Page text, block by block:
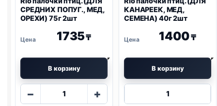
СРЕДНИХ ПОПУГ., МЕД,
ОРЕХИ) 75г 2шт
1735₸
В корзину
−
Количество
+
КАНАРЕЕК, МЕД,
СЕМЕНА) 40г 2шт
1400₸
В корзину
Количество